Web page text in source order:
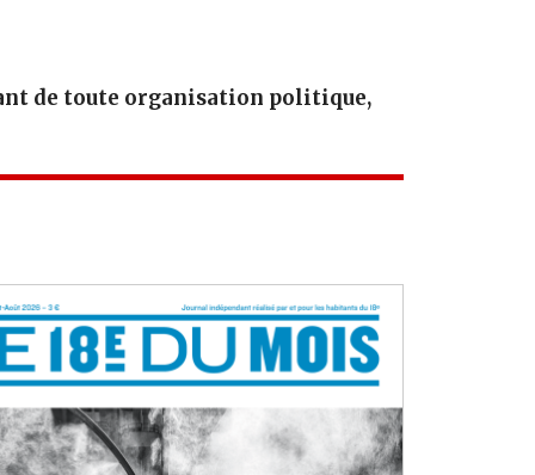
de toute organisation politique,